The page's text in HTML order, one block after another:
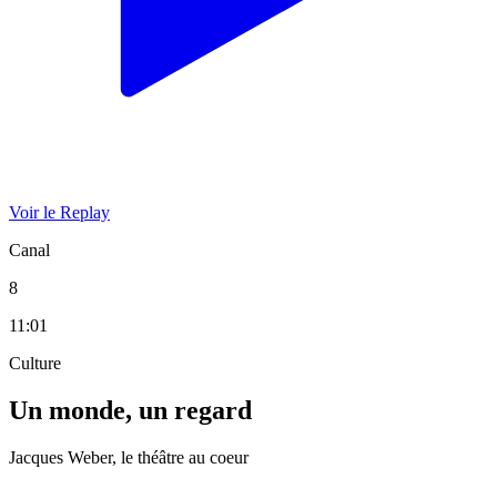
Voir le Replay
Canal
8
11:01
Culture
Un monde, un regard
Jacques Weber, le théâtre au coeur